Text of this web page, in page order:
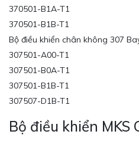
370501-B1A-T1
370501-B1B-T1
Bộ điều khiển chân không 307
307501-A00-T1
307501-B0A-T1
307501-B1B-T1
307507-D1B-T1
Bộ điều khiển